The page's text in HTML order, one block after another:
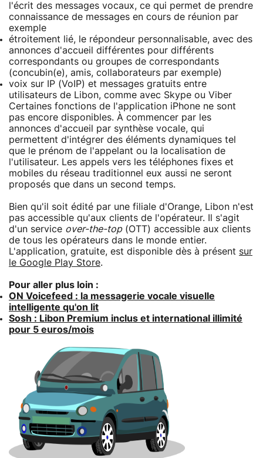
l'écrit des messages vocaux, ce qui permet de prendre
connaissance de messages en cours de réunion par
exemple
étroitement lié, le répondeur personnalisable, avec des
annonces d'accueil différentes pour différents
correspondants ou groupes de correspondants
(concubin(e), amis, collaborateurs par exemple)
voix sur IP (VoIP) et messages gratuits entre
utilisateurs de Libon, comme avec Skype ou Viber
Certaines fonctions de l'application iPhone ne sont
pas encore disponibles. À commencer par les
annonces d'accueil par synthèse vocale, qui
permettent d'intégrer des éléments dynamiques tel
que le prénom de l'appelant ou la localisation de
l'utilisateur. Les appels vers les téléphones fixes et
mobiles du réseau traditionnel eux aussi ne seront
proposés que dans un second temps.
Bien qu'il soit édité par une filiale d'Orange, Libon n'est
pas accessible qu'aux clients de l'opérateur. Il s'agit
d'un service over-the-top(OTT) accessible aux clients
de tous les opérateurs dans le monde entier.
L'application, gratuite, est disponible dès à présent sur
le Google Play Store.
Pour aller plus loin :
ON Voicefeed : la messagerie vocale visuelle
intelligente qu'on lit
Sosh : Libon Premium inclus et international illimité
pour 5 euros/mois